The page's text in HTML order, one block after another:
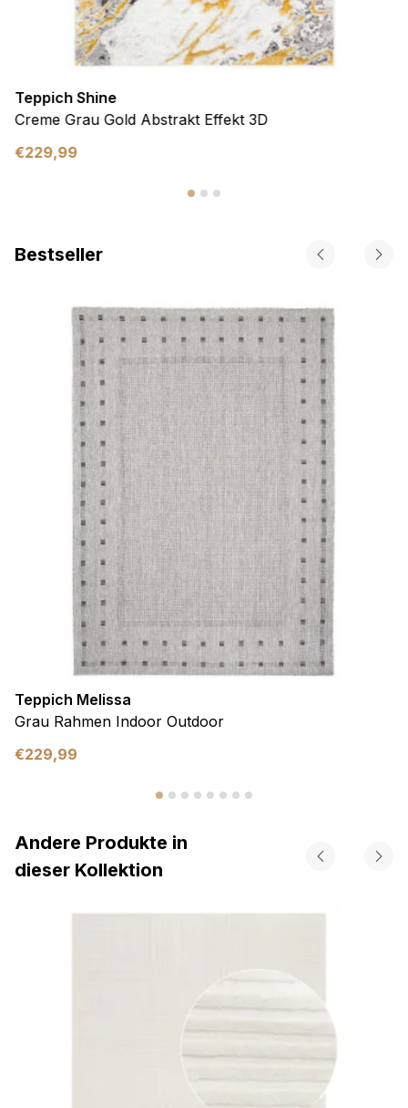
Teppich Shine
Creme Grau Gold Abstrakt Effekt 3D
€229,99
Bestseller
Teppich Melissa
Grau Rahmen Indoor Outdoor
€229,99
Andere Produkte in
dieser Kollektion